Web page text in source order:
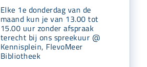
Elke 1e donderdag van de
maand kun je van 13.00 tot
15.00 uur zonder afspraak
terecht bij ons spreekuur @
Kennisplein, FlevoMeer
Bibliotheek